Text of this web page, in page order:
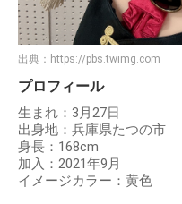
出典： https://pbs.twimg.com
プロフィール
生まれ：3月27日
出身地：兵庫県たつの市
身長：168cm
加入：2021年9月
イメージカラー：黄色